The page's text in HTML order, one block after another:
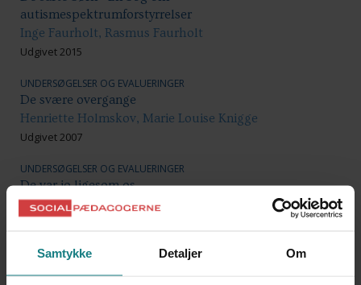
Samtykke Detaljer Om
autismespektrumforstyrrelser
Inge Faurholt, Rasmus Faurholt
Udgivet 2015
UNDERSØGELSER OG EVALUERINGER
De svære overgange
Henriette Holmskov, Marie Louise Knigge
Udgivet 2007
UNDERSØGELSER OG EVALUERINGER
De var jo ligesom os
Det Centrale Handicapråd, Sammenslutning af Unge
LÆREBØGER OG VÆRKTØJER